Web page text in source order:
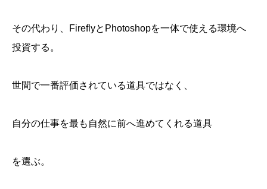
その代わり、FireflyとPhotoshopを一体で使える環境へ
投資する。
世間で一番評価されている道具ではなく、
自分の仕事を最も自然に前へ進めてくれる道具
を選ぶ。